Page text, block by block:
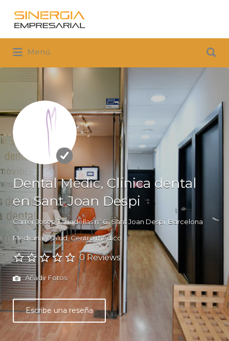
Buscar
por:
Menú
por:
Dental Mèdic, Clínica dental
en Sant Joan Despi
Carrer Josep Tarradellas nº 6 , Sant Joan Despi, Barcelona
Medicina y salud Centro médico
0 Reviews
Añadir Fotos
Escribe una reseña